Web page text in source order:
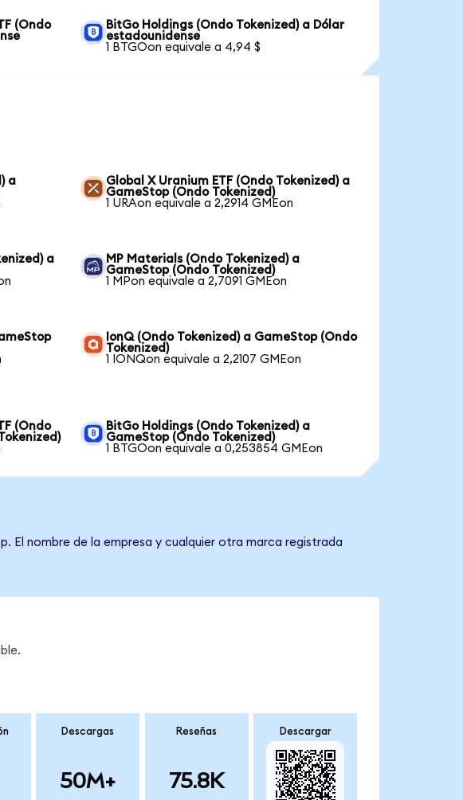
(Ondo
BitGo Holdings (Ondo Tokenized) a Dólar
estadounidense
1 BTGOon equivale a 4,94 $
a
Global X Uranium ETF (Ondo Tokenized) a
GameStop (Ondo Tokenized)
1 URAon equivale a 2,2914 GMEon
a
MP Materials (Ondo Tokenized) a
GameStop (Ondo Tokenized)
1 MPon equivale a 2,7091 GMEon
IonQ (Ondo Tokenized) a GameStop (Ondo
Tokenized)
1 IONQon equivale a 2,2107 GMEon
(Ondo
BitGo Holdings (Ondo Tokenized) a
GameStop (Ondo Tokenized)
1 BTGOon equivale a 0,253854 GMEon
El nombre de la empresa y cualquier otra marca registrada
Descargas
50M+
Reseñas
75.8K
Descargar